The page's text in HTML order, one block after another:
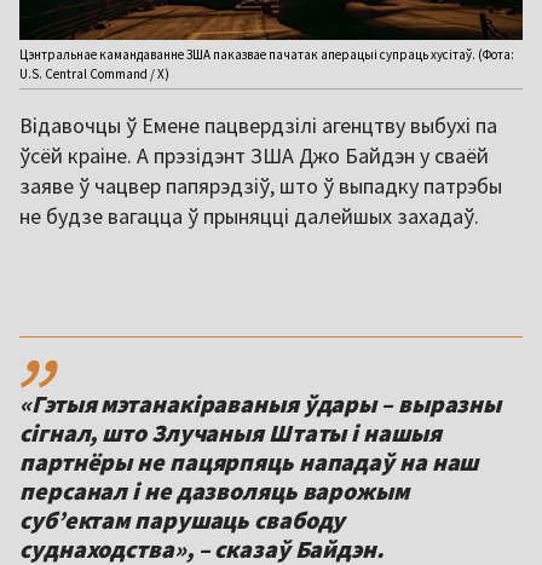
Цэнтральнае камандаванне ЗША паказвае пачатак аперацыі супраць хусітаў. (Фота:
U.S. Central Command / X)
Відавочцы ў Емене пацвердзілі агенцтву выбухі па
ўсёй краіне. А прэзідэнт ЗША Джо Байдэн у сваёй
заяве ў чацвер папярэдзіў, што ў выпадку патрэбы
не будзе вагацца ў прыняцці далейшых захадаў.
,,
«Гэтыя мэтанакіраваныя ўдары – выразны
сігнал, што Злучаныя Штаты і нашыя
партнёры не пацярпяць нападаў на наш
персанал і не дазволяць варожым
субʼектам парушаць свабоду
суднаходства», – сказаў Байдэн.